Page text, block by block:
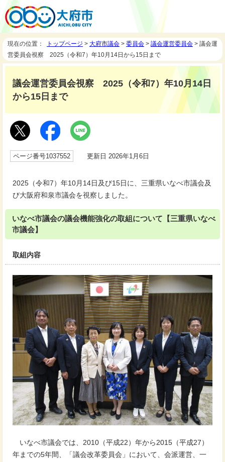
現在の位置： トップページ > 大府市議会 > 委員会 > 議会運営委員会 > 議会運
営委員会視察 2025（令和7）年10月14日から15日まで
議会運営委員会視察 2025（令和7）年10月14日
から15日まで
ページ番号1037552 更新日 2026年1月6日
2025（令和7）年10月14日及び15日に、三重県いなべ市議会及
び大阪府和泉市議会を視察しました。
いなべ市議会の議会機能強化の取組について【三重県いなべ
市議会】
取組内容
いなべ市議会では、2010（平成22）年から2015（平成27）
年までの5年間、「議会改革委員会」において、会派運営、一